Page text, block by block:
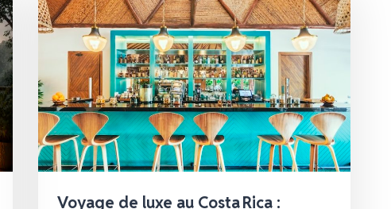
Voyage de luxe au Costa Rica :